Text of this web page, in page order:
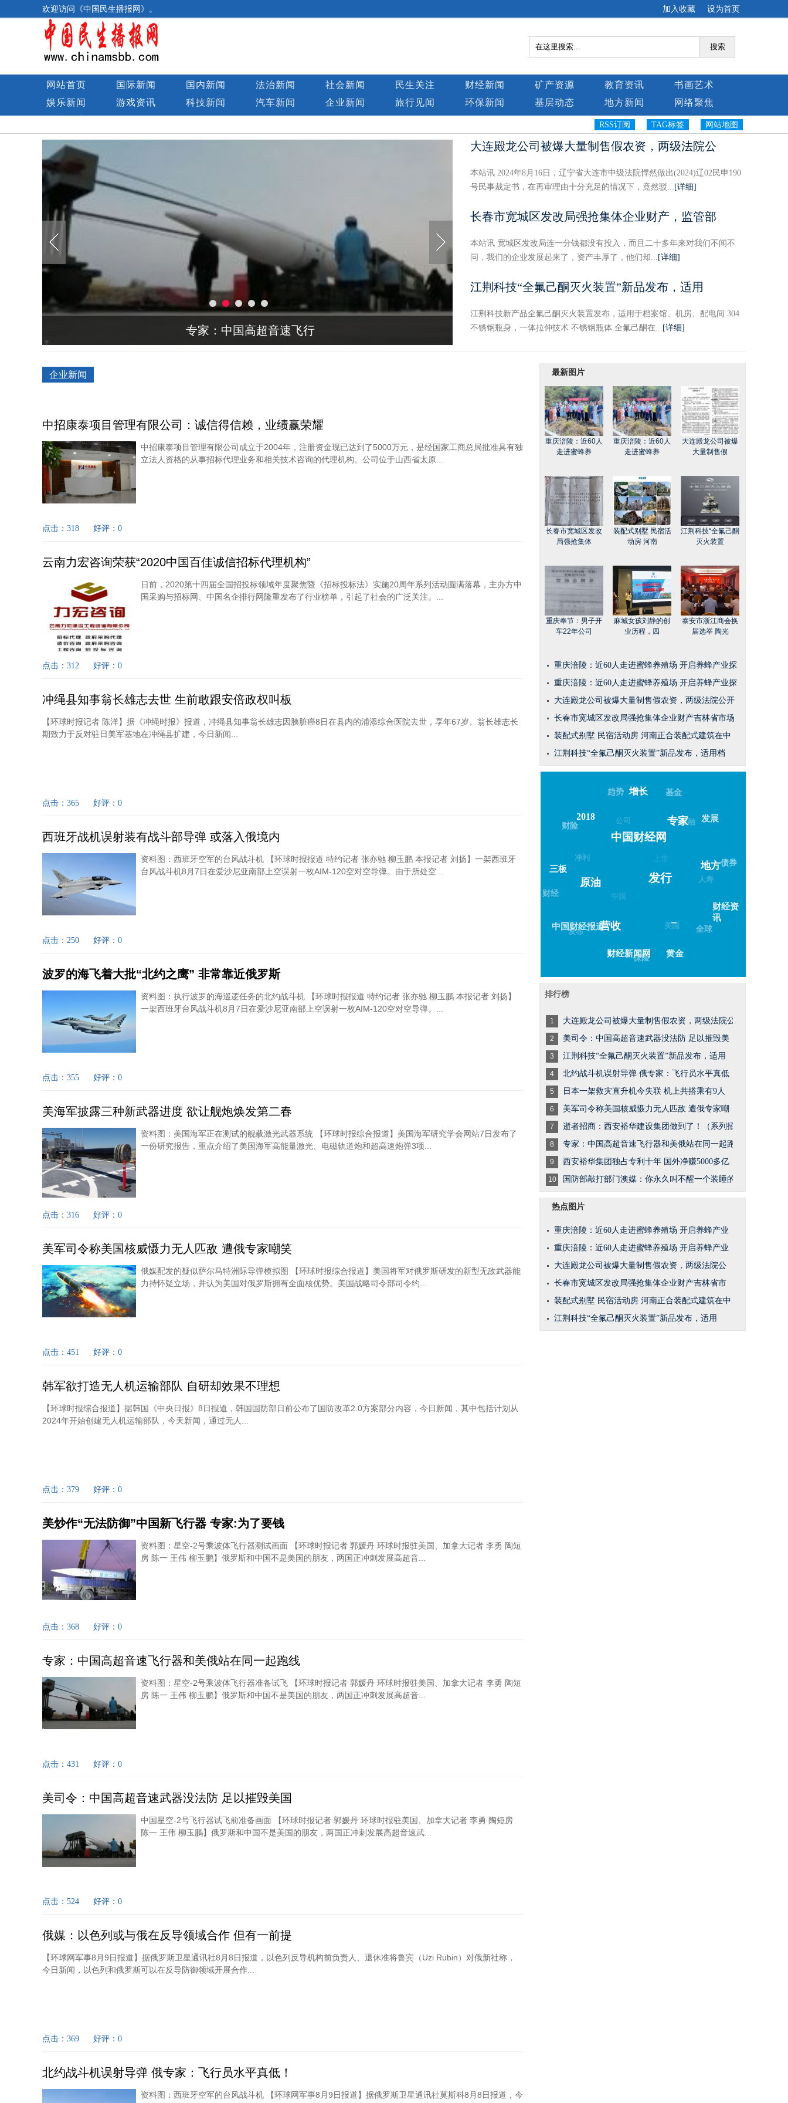
设为首页
加入收藏
欢迎访问《中国民生播报网》。
搜索
网站首页 国际新闻 国内新闻 法治新闻 社会新闻 民生关注 财经新闻 矿产资源 教育资讯
书画艺术
娱乐新闻
游戏资讯 科技新闻 汽车新闻 企业新闻 旅行见闻 环保新闻 基层动态 地方新闻
网络聚焦
网站地图
TAG标签
RSS订阅
俄媒：驻叙俄军击落飞向
大连殿龙公司被爆大量制售假农资，两级法院公
本站讯 2024年8月16日，辽宁省大连市中级法院悍然做出(2024)辽02民申190
号民事裁定书，在再审理由十分充足的情况下，竟然驳... [详细]
长春市宽城区发改局强抢集体企业财产，监管部
本站讯 宽城区发改局连一分钱都没有投入，而且二十多年来对我们不闻不
问，我们的企业发展起来了，资产丰厚了，他们却... [详细]
江荆科技“全氟己酮灭火装置”新品发布，适用
江荆科技新产品全氟己酮灭火装置发布，适用于档案馆、机房、配电间 304
不锈钢瓶身，一体拉伸技术 不锈钢瓶体 全氟己酮在... [详细]
企业新闻
中招康泰项目管理有限公司：诚信得信赖，业绩赢荣耀
中招康泰项目管理有限公司成立于2004年，注册资金现已达到了5000万元，是经国家工商总局批准具有独
立法人资格的从事招标代理业务和相关技术咨询的代理机构。公司位于山西省太原...
点击：318 好评：0
云南力宏咨询荣获“2020中国百佳诚信招标代理机构”
日前，2020第十四届全国招投标领域年度聚焦暨《招标投标法》实施20周年系列活动圆满落幕，主办方中
国采购与招标网、中国名企排行网隆重发布了行业榜单，引起了社会的广泛关注。...
点击：312 好评：0
冲绳县知事翁长雄志去世 生前敢跟安倍政权叫板
【环球时报记者 陈洋】据《冲绳时报》报道，冲绳县知事翁长雄志因胰脏癌8日在县内的浦添综合医院去世，享年67岁。翁长雄志长
期致力于反对驻日美军基地在冲绳县扩建，今日新闻...
点击：365 好评：0
西班牙战机误射装有战斗部导弹 或落入俄境内
资料图：西班牙空军的台风战斗机 【环球时报报道 特约记者 张亦驰 柳玉鹏 本报记者 刘扬】一架西班牙
台风战斗机8月7日在爱沙尼亚南部上空误射一枚AIM-120空对空导弹。由于所处空...
点击：250 好评：0
波罗的海飞着大批“北约之鹰” 非常靠近俄罗斯
资料图：执行波罗的海巡逻任务的北约战斗机 【环球时报报道 特约记者 张亦驰 柳玉鹏 本报记者 刘扬】
一架西班牙台风战斗机8月7日在爱沙尼亚南部上空误射一枚AIM-120空对空导弹。...
点击：355 好评：0
美海军披露三种新武器进度 欲让舰炮焕发第二春
资料图：美国海军正在测试的舰载激光武器系统 【环球时报综合报道】美国海军研究学会网站7日发布了
一份研究报告，重点介绍了美国海军高能量激光、电磁轨道炮和超高速炮弹3项...
点击：316 好评：0
美军司令称美国核威慑力无人匹敌 遭俄专家嘲笑
俄媒配发的疑似萨尔马特洲际导弹模拟图 【环球时报综合报道】美国将军对俄罗斯研发的新型无敌武器能
力持怀疑立场，并认为美国对俄罗斯拥有全面核优势。美国战略司令部司令约...
点击：451 好评：0
韩军欲打造无人机运输部队 自研却效果不理想
【环球时报综合报道】据韩国《中央日报》8日报道，韩国国防部日前公布了国防改革2.0方案部分内容，今日新闻，其中包括计划从
2024年开始创建无人机运输部队，今天新闻，通过无人...
点击：379 好评：0
美炒作“无法防御”中国新飞行器 专家:为了要钱
资料图：星空-2号乘波体飞行器测试画面 【环球时报记者 郭媛丹 环球时报驻美国、加拿大记者 李勇 陶短
房 陈一 王伟 柳玉鹏】俄罗斯和中国不是美国的朋友，两国正冲刺发展高超音...
点击：368 好评：0
专家：中国高超音速飞行器和美俄站在同一起跑线
资料图：星空-2号乘波体飞行器准备试飞 【环球时报记者 郭媛丹 环球时报驻美国、加拿大记者 李勇 陶短
房 陈一 王伟 柳玉鹏】俄罗斯和中国不是美国的朋友，两国正冲刺发展高超音...
点击：431 好评：0
美司令：中国高超音速武器没法防 足以摧毁美国
中国星空-2号飞行器试飞前准备画面 【环球时报记者 郭媛丹 环球时报驻美国、加拿大记者 李勇 陶短房
陈一 王伟 柳玉鹏】俄罗斯和中国不是美国的朋友，两国正冲刺发展高超音速武...
点击：524 好评：0
俄媒：以色列或与俄在反导领域合作 但有一前提
【环球网军事8月9日报道】据俄罗斯卫星通讯社8月8日报道，以色列反导机构前负责人、退休准将鲁宾（Uzi Rubin）对俄新社称，
今日新闻，以色列和俄罗斯可以在反导防御领域开展合作...
点击：369 好评：0
北约战斗机误射导弹 俄专家：飞行员水平真低！
资料图：西班牙空军的台风战斗机 【环球网军事8月9日报道】据俄罗斯卫星通讯社莫斯科8月8日报道，今
最新图片
重庆涪陵：近60人
走进蜜蜂养
重庆涪陵：近60人
走进蜜蜂养
大连殿龙公司被爆
大量制售假
长春市宽城区发改
局强抢集体
装配式别墅 民宿活
动房 河南
江荆科技“全氟己酮
灭火装置
重庆奉节：男子开
车22年公司
麻城女孩刘静的创
业历程，四
泰安市浙江商会换
届选举 陶光
重庆涪陵：近60人走进蜜蜂养殖场 开启养蜂产业探
重庆涪陵：近60人走进蜜蜂养殖场 开启养蜂产业探
大连殿龙公司被爆大量制售假农资，两级法院公开
长春市宽城区发改局强抢集体企业财产吉林省市场
装配式别墅 民宿活动房 河南正合装配式建筑在中
江荆科技“全氟己酮灭火装置”新品发布，适用档
中国财经报道
财经新闻网
营收
原油
三板
财经
发布
保险 黄金
–
发行
中国财经网
2018
财险
净利
中国
美国
全球
财经资
讯
地方
专家
增长
趋势
公司
上市
人寿
债券
发展
基金
金融
排行榜
1 大连殿龙公司被爆大量制售假农资，两级法院公
2 美司令：中国高超音速武器没法防 足以摧毁美
3 江荆科技“全氟己酮灭火装置”新品发布，适用
4 北约战斗机误射导弹 俄专家：飞行员水平真低
5 日本一架救灾直升机今失联 机上共搭乘有9人
6 美军司令称美国核威慑力无人匹敌 遭俄专家嘲
7 逝者招商：西安裕华建设集团做到了！（系列招
8 专家：中国高超音速飞行器和美俄站在同一起跑
9 西安裕华集团独占专利十年 国外净赚5000多亿（
10 国防部敲打部门澳媒：你永久叫不醒一个装睡的
热点图片
重庆涪陵：近60人走进蜜蜂养殖场 开启养蜂产业
重庆涪陵：近60人走进蜜蜂养殖场 开启养蜂产业
大连殿龙公司被爆大量制售假农资，两级法院公
长春市宽城区发改局强抢集体企业财产吉林省市
装配式别墅 民宿活动房 河南正合装配式建筑在中
江荆科技“全氟己酮灭火装置”新品发布，适用